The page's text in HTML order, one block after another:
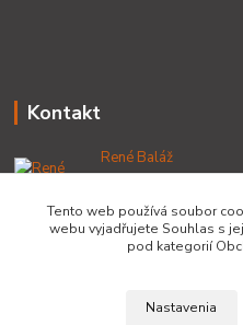
Kontakt
René Baláž
+421 902 212
od 8:00 - do 16:00 hod
info@lacnekotliky.sk
Tento web používá soubor
webu vyjadřujete Souhlas s
pod kategorií
Nastavenia